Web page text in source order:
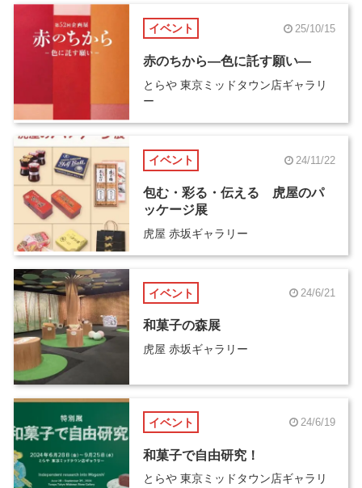
イベント 25/10/15
赤のちから―色に託す願い―
とらや 東京ミッドタウン店ギャラリ
ー
イベント 24/11/22
包む・彩る・伝える 虎屋のパ
ッケージ展
虎屋 赤坂ギャラリー
イベント 24/6/21
和菓子の森展
虎屋 赤坂ギャラリー
イベント 24/6/19
和菓子で自由研究！
とらや 東京ミッドタウン店ギャラリ